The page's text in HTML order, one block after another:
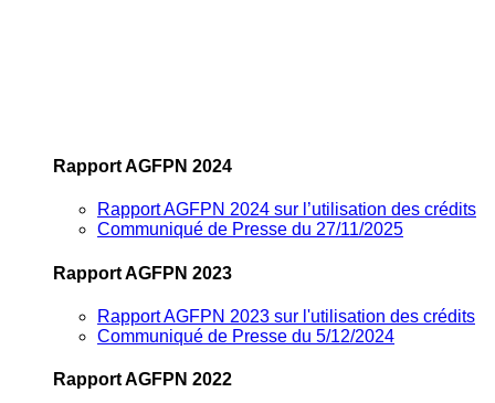
Rapport AGFPN 2024
Rapport AGFPN 2024 sur l’utilisation des crédits
Communiqué de Presse du 27/11/2025
Rapport AGFPN 2023
Rapport AGFPN 2023 sur l'utilisation des crédits
Communiqué de Presse du 5/12/2024
Rapport AGFPN 2022